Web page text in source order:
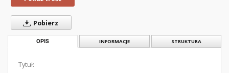
Pobierz
OPIS INFORMACJE STRUKTURA
Tytuł: